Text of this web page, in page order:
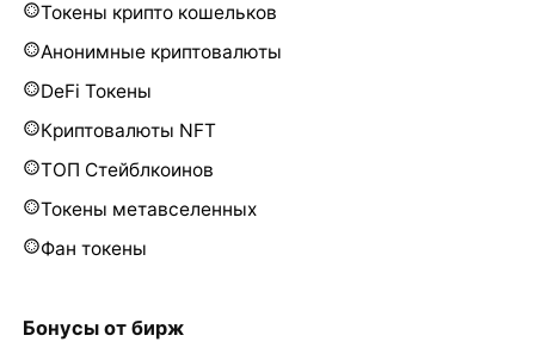
Токены крипто кошельков
Анонимные криптовалюты
DeFi Токены
Криптовалюты NFT
ТОП Стейблкоинов
Токены метавселенных
Фан токены
Бонусы от бирж